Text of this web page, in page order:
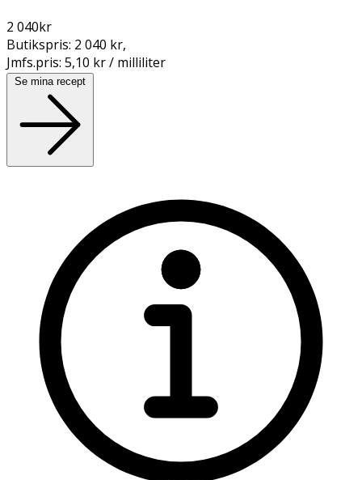
2 040kr
Butikspris: 2 040 kr,
Jmfs.pris: 5,10 kr / milliliter
Se mina recept